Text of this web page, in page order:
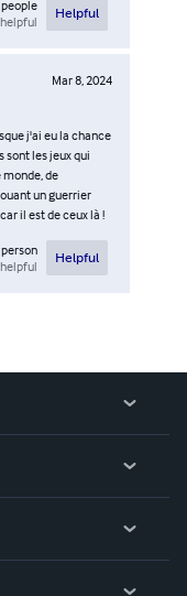
people
Helpful
Mar 8, 2024
j'ai eu la chance
sont les jeux qui
de
un guerrier
il est de ceux là !
person
Helpful